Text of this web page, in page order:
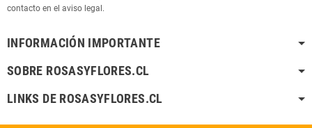
contacto en el aviso legal.
INFORMACIÓN IMPORTANTE
SOBRE ROSASYFLORES.CL
LINKS DE ROSASYFLORES.CL